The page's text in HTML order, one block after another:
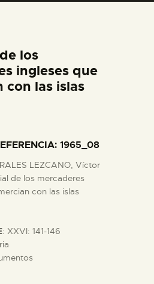
LA VISITA
los
ingleses que
con las islas
: 1965_08
LEZCANO, Víctor
de los mercaderes
con las islas
: XXVI: 141-146